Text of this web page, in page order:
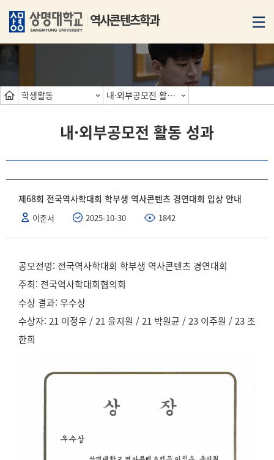
역사콘텐츠학과
학생활동 내·외부공모전 활동 성과
내·외부공모전 활동 성과
제68회 전국역사학대회 학부생 역사콘텐츠 경연대회 입상 안내
이준서 2025-10-30 1842
공모전명: 전국역사학대회 학부생 역사콘텐츠 경연대회
주최: 전국역사학대회협의회
수상 결과: 우수상
수상자: 21 이정우 / 21 윤지원 / 21 박원균 / 23 이주원 / 23 조
한희